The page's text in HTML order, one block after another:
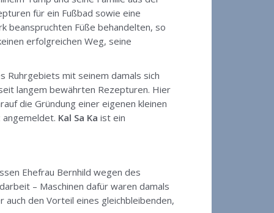
für ein Fußbad sowie eine
beanspruchten Füße behandelten, so
erfolgreichen Weg, seine
Ruhrgebiets mit seinem damals sich
langem bewährten Rezepturen. Hier
die Gründung einer eigenen kleinen
angemeldet. Kal Sa Ka ist ein
Ehefrau Bernhild wegen des
– Maschinen dafür waren damals
den Vorteil eines gleichbleibenden,